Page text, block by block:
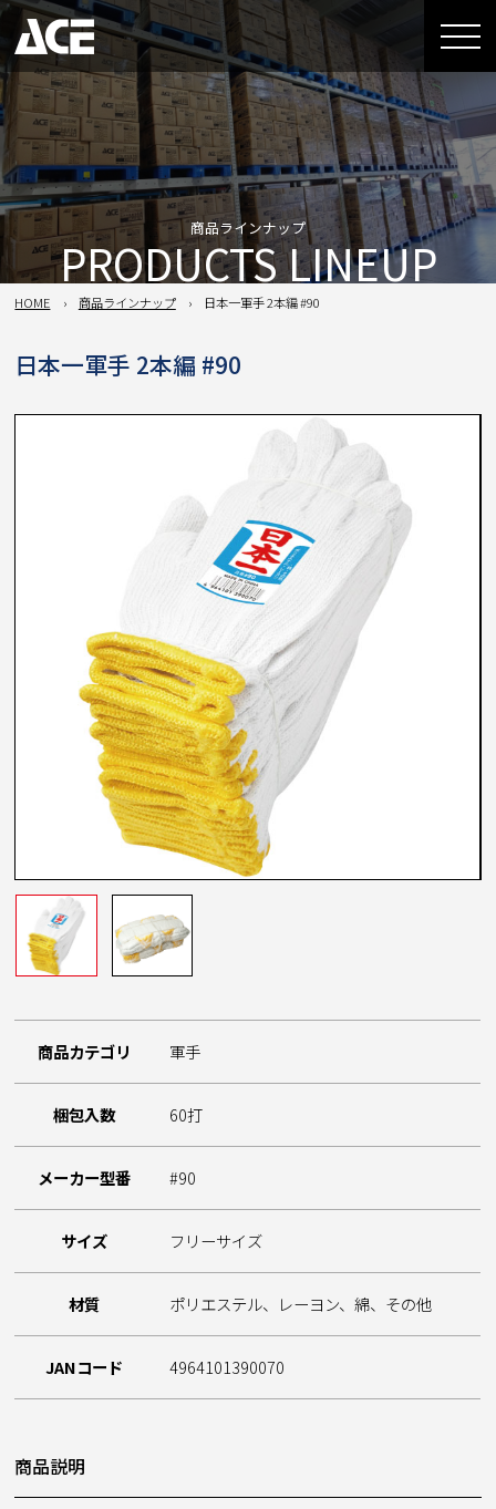
商品ラインナップ
PRODUCTS LINEUP
HOME 商品ラインナップ 日本一軍手 2本編 #90
日本一軍手 2本編 #90
商品カテゴリ 軍手
梱包入数 60打
メーカー型番 #90
サイズ フリーサイズ
材質 ポリエステル、レーヨン、綿、その他
JANコード 4964101390070
商品説明